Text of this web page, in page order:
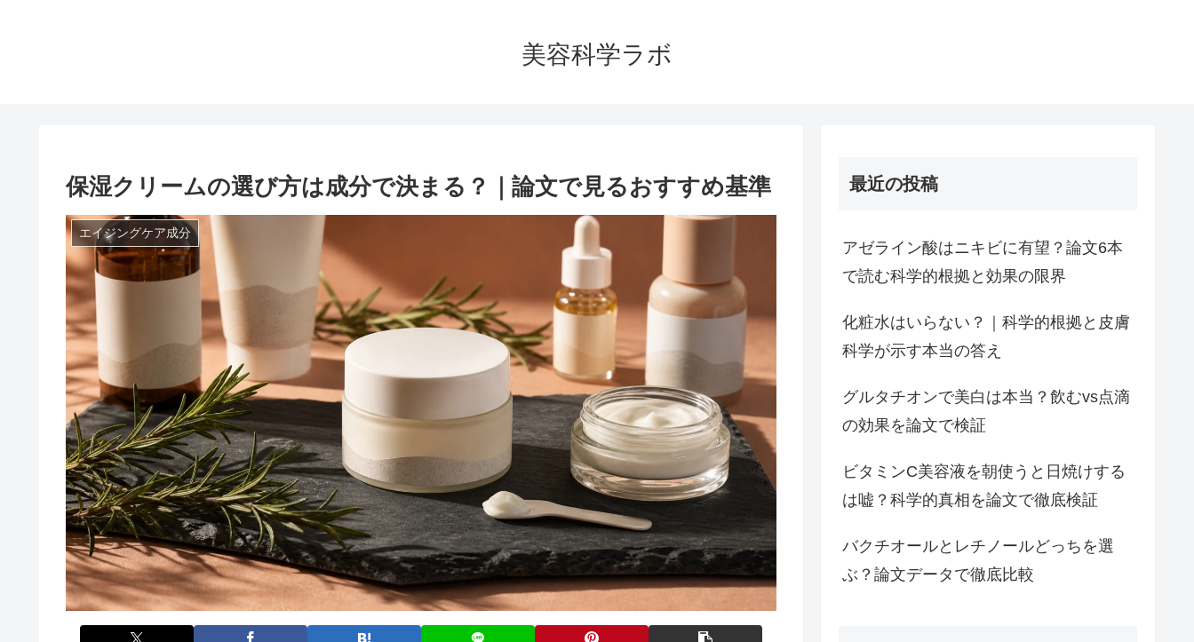
美容科学ラボ
保湿クリームの選び方は成分で決まる？｜論文で見るおすすめ基準
エイジングケア成分
最近の投稿
アゼライン酸はニキビに有望？論文6本
で読む科学的根拠と効果の限界
化粧水はいらない？｜科学的根拠と皮膚
科学が示す本当の答え
グルタチオンで美白は本当？飲むvs点滴
の効果を論文で検証
ビタミンC美容液を朝使うと日焼けする
は嘘？科学的真相を論文で徹底検証
バクチオールとレチノールどっちを選
ぶ？論文データで徹底比較